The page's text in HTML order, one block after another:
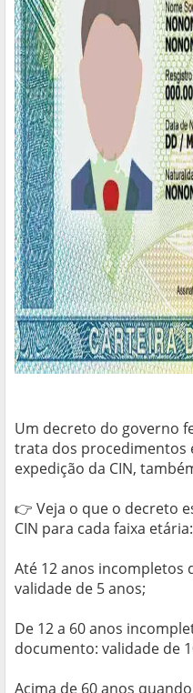
Um decreto do governo
trata dos procedimentos
expedição da CIN,
👉 Veja o que o decreto
CIN para cada faixa etária:
Até 12 anos
validade de 5 anos;
De 12 a 60 anos
documento: validade de
Acima de 60 anos